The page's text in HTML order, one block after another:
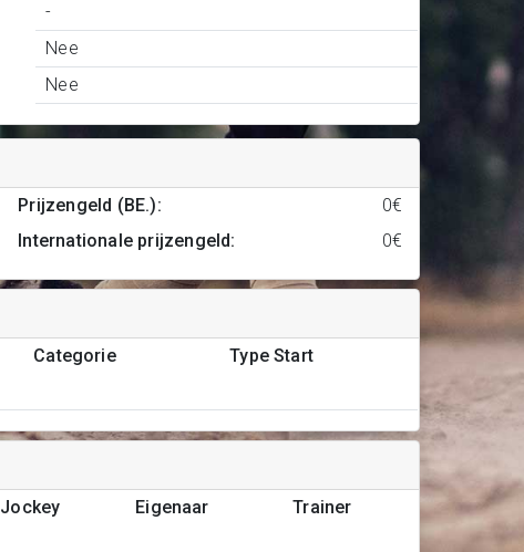
-
Nee
Nee
Prijzengeld (BE.):
0€
Internationale prijzengeld: 0€
Categorie
Type Start
Jockey Eigenaar
Trainer